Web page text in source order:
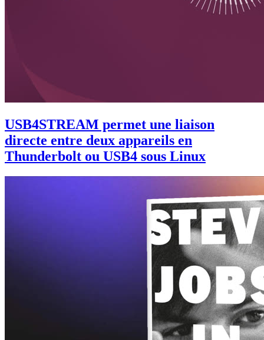
USB4STREAM permet une liaison
directe entre deux appareils en
Thunderbolt ou USB4 sous Linux